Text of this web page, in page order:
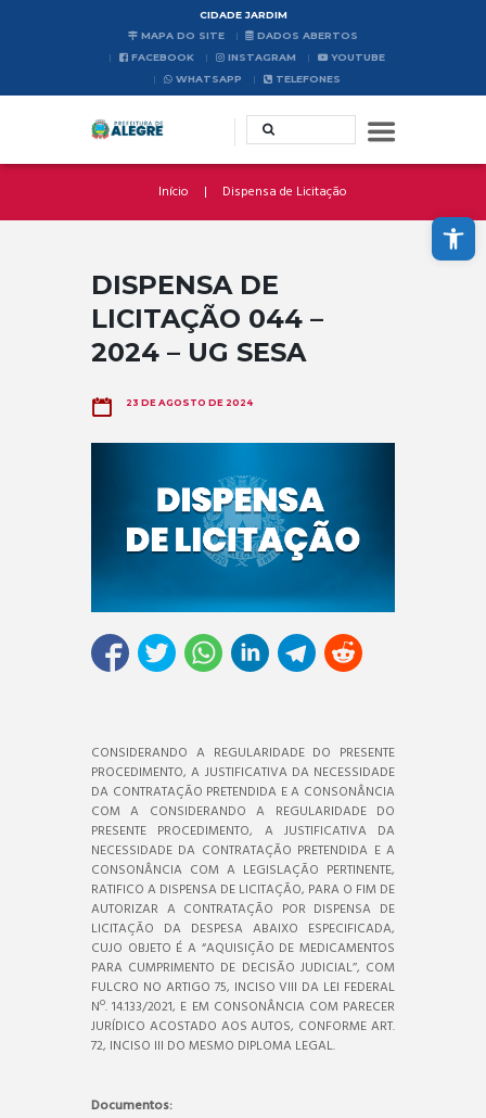
Abrir a barra de ferramentas
CIDADE JARDIM
MAPA DO SITE
DADOS ABERTOS
FACEBOOK
INSTAGRAM
YOUTUBE
WHATSAPP
TELEFONES
Início Dispensa de Licitação
DISPENSA DE
LICITAÇÃO 044 –
2024 – UG SESA
23 DE AGOSTO DE 2024
CONSIDERANDO A REGULARIDADE DO PRESENTE
PROCEDIMENTO, A JUSTIFICATIVA DA NECESSIDADE
DA CONTRATAÇÃO PRETENDIDA E A CONSONÂNCIA
COM A CONSIDERANDO A REGULARIDADE DO
PRESENTE PROCEDIMENTO, A JUSTIFICATIVA DA
NECESSIDADE DA CONTRATAÇÃO PRETENDIDA E A
CONSONÂNCIA COM A LEGISLAÇÃO PERTINENTE,
RATIFICO A DISPENSA DE LICITAÇÃO, PARA O FIM DE
AUTORIZAR A CONTRATAÇÃO POR DISPENSA DE
LICITAÇÃO DA DESPESA ABAIXO ESPECIFICADA,
CUJO OBJETO É A “AQUISIÇÃO DE MEDICAMENTOS
PARA CUMPRIMENTO DE DECISÃO JUDICIAL’’, COM
FULCRO NO ARTIGO 75, INCISO VIII DA LEI FEDERAL
Nº. 14.133/2021, E EM CONSONÂNCIA COM PARECER
JURÍDICO ACOSTADO AOS AUTOS, CONFORME ART.
72, INCISO III DO MESMO DIPLOMA LEGAL.
Documentos: